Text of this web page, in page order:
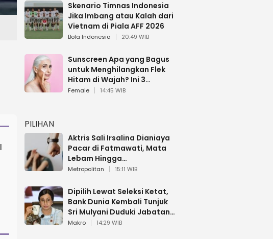
Skenario Timnas Indonesia
Jika Imbang atau Kalah dari
Vietnam di Piala AFF 2026
Bola Indonesia 20:49 WIB
Sunscreen Apa yang Bagus
untuk Menghilangkan Flek
Hitam di Wajah? Ini 3
Rekomendasi sesuai Review
Female 14:45 WIB
PILIHAN
Aktris Sali Irsalina Dianiaya
Pacar di Fatmawati, Mata
Lebam Hingga
Diselamatkan Polantas
Metropolitan 15:11 WIB
Dipilih Lewat Seleksi Ketat,
Bank Dunia Kembali Tunjuk
Sri Mulyani Duduki Jabatan
Strategis
Makro 14:29 WIB